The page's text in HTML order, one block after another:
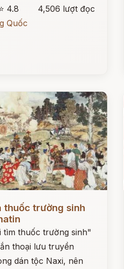
4.8
4,506 lượt đọc
Quốc
thuốc trường sinh
tìm thuốc trường sinh"
thoại lưu truyền
dán tộc Naxi, nên